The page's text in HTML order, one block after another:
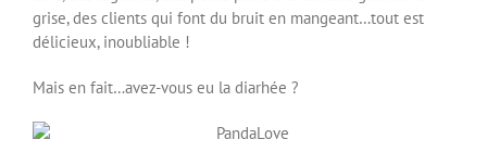
grise, des clients qui font du bruit en mangeant…tout est
délicieux, inoubliable !
Mais en fait…avez-vous eu la diarhée ?